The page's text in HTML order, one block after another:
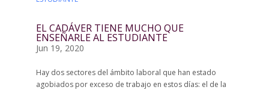
EL CADÁVER TIENE MUCHO QUE
ENSEÑARLE AL ESTUDIANTE
Jun 19, 2020
Hay dos sectores del ámbito laboral que han estado
agobiados por exceso de trabajo en estos días: el de la